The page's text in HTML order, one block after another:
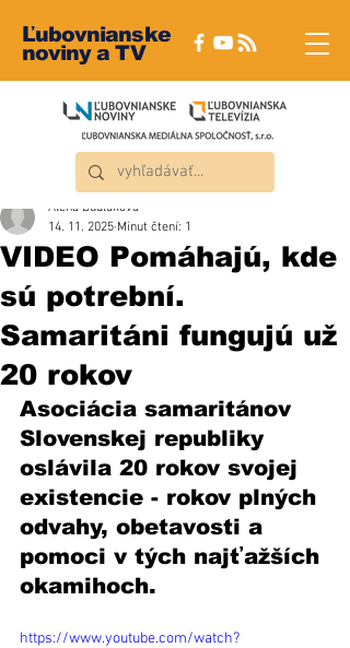
Ľubovnianske
noviny a TV
VIDEO Pomáhajú, kde
sú potrební.
Samaritáni fungujú už
20 rokov
Alena Dudláková
14. 11. 2025 Minut čtení: 1
Asociácia samaritánov
Slovenskej republiky
oslávila 20 rokov svojej
existencie - rokov plných
odvahy, obetavosti a
pomoci v tých najťažších
okamihoch.
https://www.youtube.com/watch?